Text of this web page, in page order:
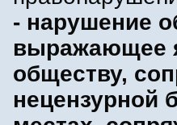
- нарушение
выражающее
обществу,
нецензурной